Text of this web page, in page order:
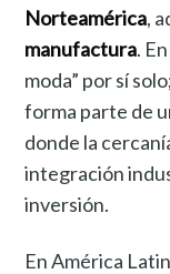
Norteamérica,
manufactura.
moda” por sí
forma parte de
donde la
integración
inversión.
En América